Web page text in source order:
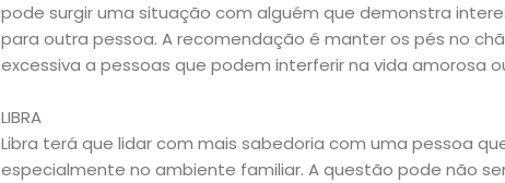
Início
Academia
Beleza
pode surgir uma situação com alguém que demonstra
para outra pessoa. A recomendação é manter os pés no
excessiva a pessoas que podem interferir na vida amorosa
LIBRA
Libra terá que lidar com mais sabedoria com uma pessoa
especialmente no ambiente familiar. A questão pode não